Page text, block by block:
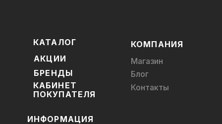
КАТАЛОГ
КАБИНЕТ
ПОКУПАТЕЛЯ
БРЕНДЫ
АКЦИИ
Магазин
Блог
Контакты
КОМПАНИЯ
ИНФОРМАЦИЯ